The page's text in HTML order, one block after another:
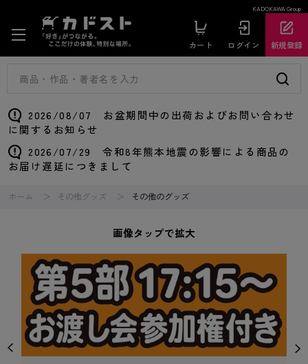
KADOKAWA Group
カート ログイン 新規登録
2026/08/07 お盆期間中の出荷およびお問い合わせ
に関するお知らせ
2026/07/29 令和8年熊本地震の影響による商品の
お届け遅延につきまして
ホーム その他グッズ その他のグッズ
画像タップで拡大